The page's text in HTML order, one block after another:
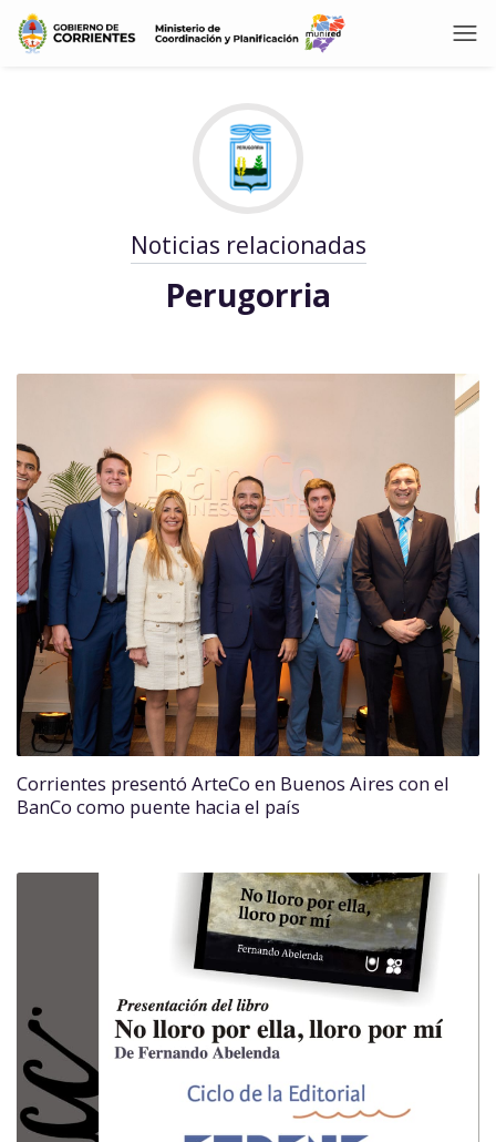
Noticias relacionadas
Perugorria
Corrientes presentó ArteCo en Buenos Aires con el
BanCo como puente hacia el país